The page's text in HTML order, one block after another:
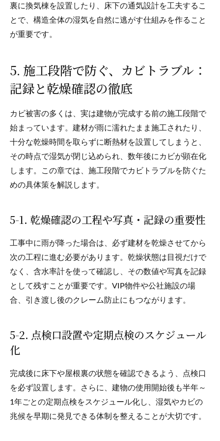
裏に換気棟を設置したり、床下の通気設計を工夫するこ
とで、構造全体の湿気を自然に逃がす仕組みを作ること
が重要です。
5. 施工段階で防ぐ、カビトラブル：
記録と乾燥確認の徹底
カビ被害の多くは、実は建物が完成する前の施工段階で
始まっています。建材が雨に濡れたまま施工されたり、
十分な乾燥時間を取らずに断熱材を設置してしまうと、
その時点で湿気が閉じ込められ、数年後にカビが顕在化
します。この章では、施工段階でカビトラブルを防ぐた
めの具体策を解説します。
5-1. 乾燥確認の工程や写真・記録の重要性
工事中に雨が降った場合は、必ず建材を乾燥させてから
次の工程に進む必要があります。乾燥状態は目視だけで
なく、含水率計を使って確認し、その数値や写真を記録
として残すことが重要です。VIP物件や公社施設の場
合、引き渡し後のクレーム防止にもつながります。
5-2. 点検口設置や定期点検のスケジュール
化
完成後に床下や屋根裏の状態を確認できるよう、点検口
を必ず設置します。さらに、建物の使用開始後も半年～
1年ごとの定期点検をスケジュール化し、湿気やカビの
兆候を早期に発見できる体制を整えることが大切です。